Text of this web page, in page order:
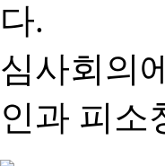
다.
심사회의
인과 피소